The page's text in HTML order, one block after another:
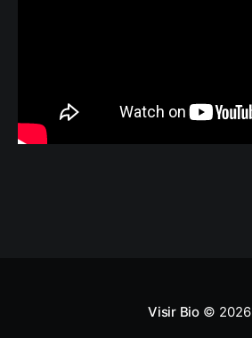
Visir Bio© 2026